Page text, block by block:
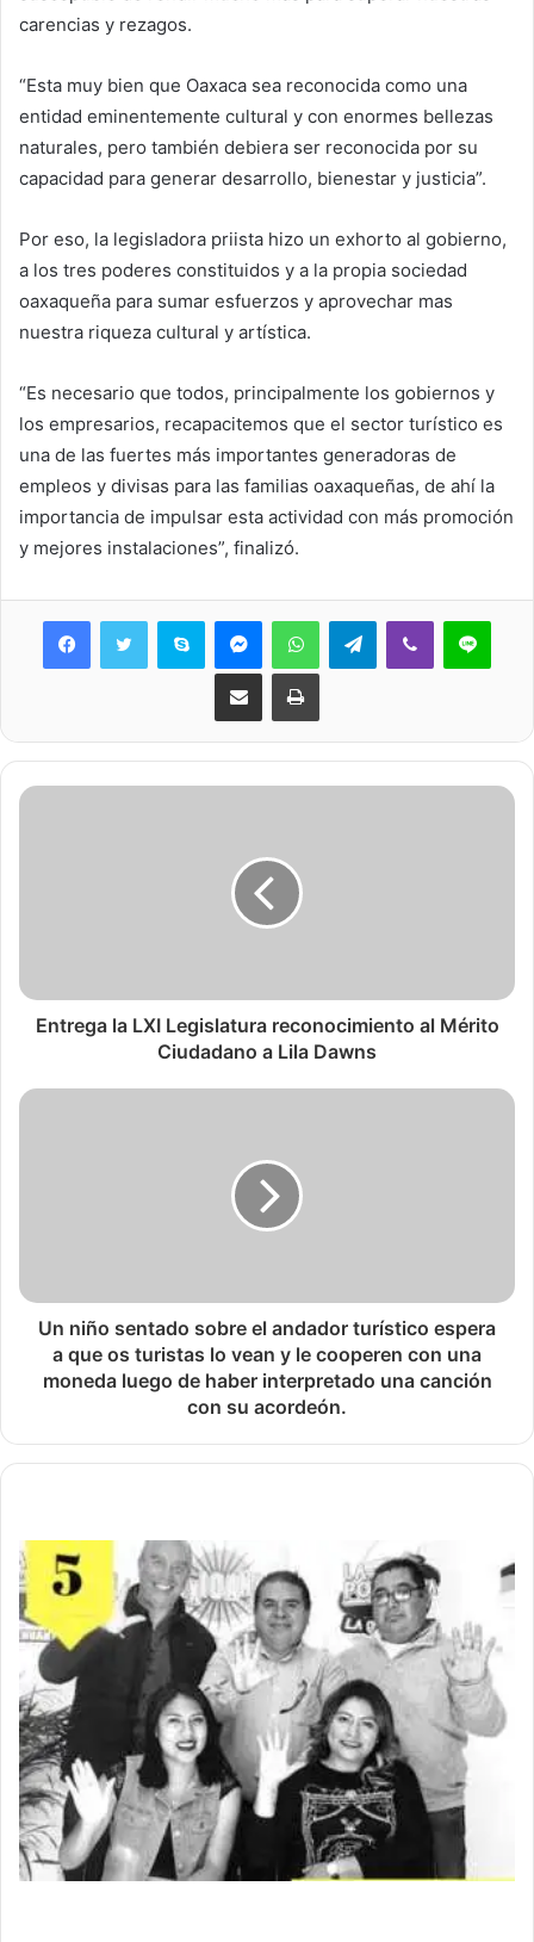
carencias y rezagos.
“Esta muy bien que Oaxaca sea reconocida como una
entidad eminentemente cultural y con enormes bellezas
naturales, pero también debiera ser reconocida por su
capacidad para generar desarrollo, bienestar y justicia”.
Por eso, la legisladora priista hizo un exhorto al gobierno,
a los tres poderes constituidos y a la propia sociedad
oaxaqueña para sumar esfuerzos y aprovechar mas
nuestra riqueza cultural y artística.
“Es necesario que todos, principalmente los gobiernos y
los empresarios, recapacitemos que el sector turístico es
una de las fuertes más importantes generadoras de
empleos y divisas para las familias oaxaqueñas, de ahí la
importancia de impulsar esta actividad con más promoción
y mejores instalaciones”, finalizó.
Skype MessengerWhatsAppTelegramViber Line
Share via Email Print
Entrega la LXI Legislatura reconocimiento al Mérito
Ciudadano a Lila Dawns
Un niño sentado sobre el andador turístico espera
a que os turistas lo vean y le cooperen con una
moneda luego de haber interpretado una canción
con su acordeón.